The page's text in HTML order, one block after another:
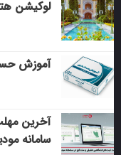
لوکیشن
آموزش
آخرین
سامانه